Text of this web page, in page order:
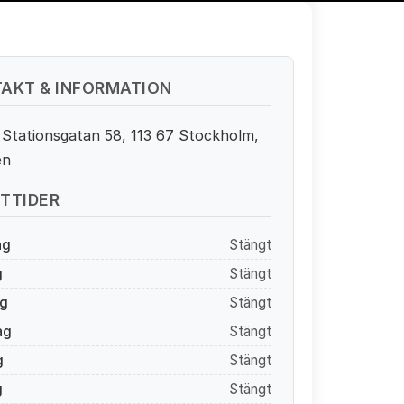
& INFORMATION
58, 113 67 Stockholm,
Stängt
Stängt
Stängt
Stängt
Stängt
Stängt